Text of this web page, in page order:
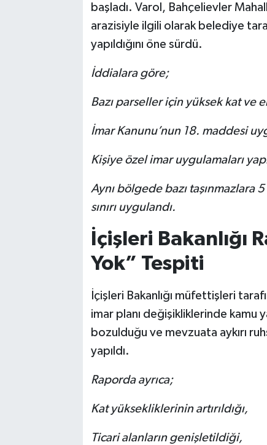
başladı. Varol, Bahçelievler
arazisiyle ilgili olarak belediye
yapıldığını öne sürdü.
İddialara göre;
Bazı parseller için yüksek kat ve
İmar Kanunu’nun 18. maddesi
Kişiye özel imar uygulamaları
Aynı bölgede bazı taşınmazlara
sınırı uygulandı.
İçişleri Bakanlığı
Yok” Tespiti
İçişleri Bakanlığı müfettişleri
imar planı değişikliklerinde kamu
bozulduğu ve mevzuata aykırı
yapıldı.
Raporda ayrıca;
Kat yüksekliklerinin artırıldığı,
Ticari alanların genişletildiği,